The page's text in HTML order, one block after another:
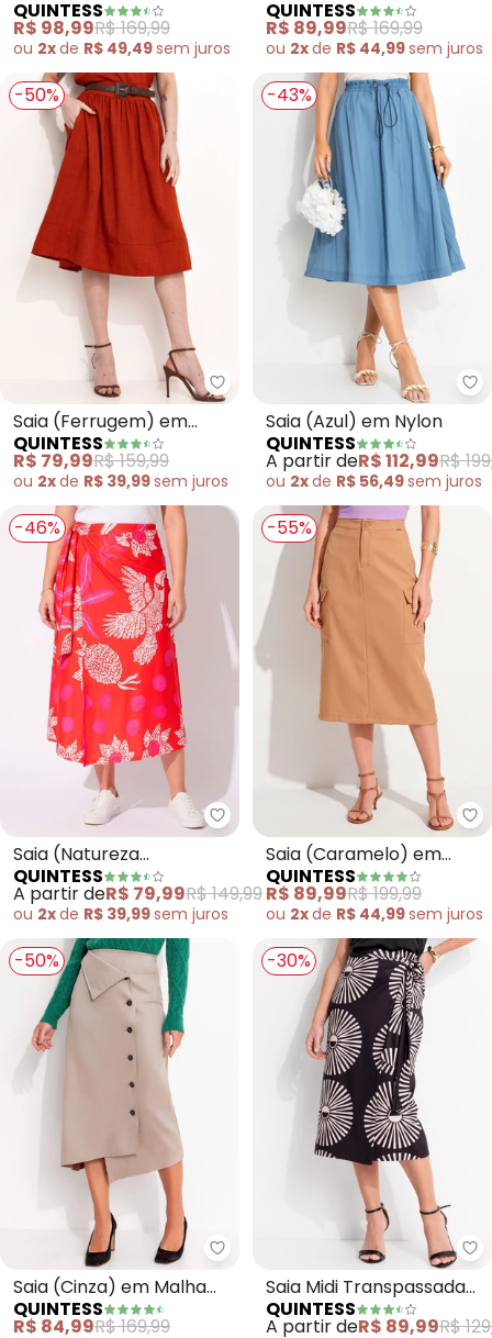
em Alfaiataria
QUINTESS
R$ 98,99R$ 169,99
ou 2xde R$ 49,49sem juros
Texturizado
QUINTESS
R$ 89,99R$ 169,99
ou 2xde R$ 44,99sem juros
-50%
Quintess - Saia (Ferrugem) em
Saia (Ferrugem) em
Tecido Texturizado
QUINTESS
R$ 79,99R$ 159,99
ou 2xde R$ 39,99sem juros
-43%
Saia (Azul) em Nylon
QUINTESS
A partir deR$ 112,99R$
ou 2xde R$ 56,49sem juros
-46%
Quintess - Saia (Natureza
Saia (Natureza
Vermelha) em Malha Fria
QUINTESS
A partir deR$ 79,99R$ 149,99
ou 2xde R$ 39,99sem juros
-55%
Saia (Caramelo) em
Crepe Plano
QUINTESS
R$ 89,99R$ 199,99
ou 2xde R$ 44,99sem juros
-50%
Quintess - Saia (Cinza) em
Saia (Cinza) em Malha
Suede
QUINTESS
R$ 84,99R$ 169,99
-30%
Saia Midi Transpassada
Estampa Geométrica em
QUINTESS
A partir deR$ 89,99R$